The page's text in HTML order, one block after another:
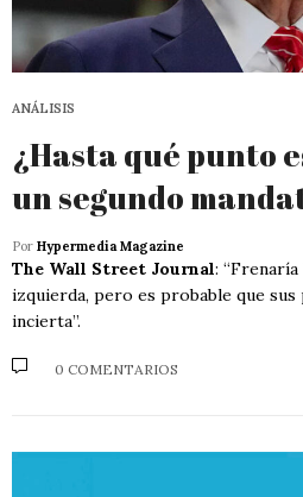
ANÁLISIS
¿Hasta qué punto
un segundo
Por Hypermedia Magazine
The Wall Street Journal:
izquierda, pero es probable que sus
incierta”.
0 COMENTARIOS